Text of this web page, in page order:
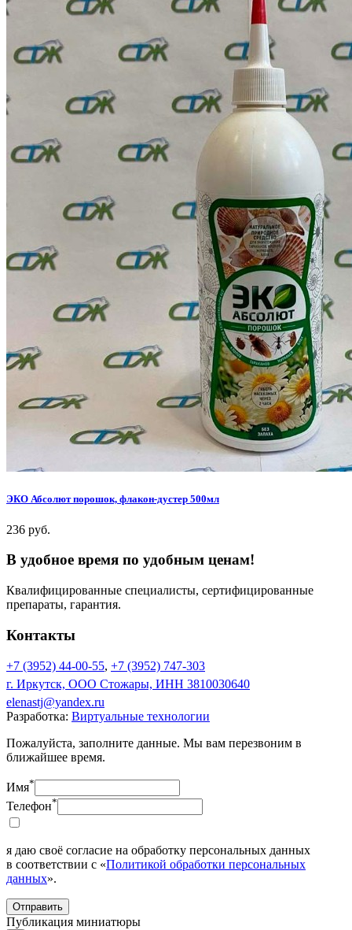
ЭКО Абсолют порошок, флакон-дустер 500мл
236 руб.
В удобное время по удобным ценам!
Квалифицированные специалисты, сертифицированные
препараты, гарантия.
Контакты
+7 (3952) 44-00-55, +7 (3952) 747-303
г. Иркутск, ООО Стожары, ИНН 3810030640
elenastj@yandex.ru
Разработка: Виртуальные технологии
Пожалуйста, заполните данные. Мы вам перезвоним в
ближайшее время.
Имя*
Телефон*
я даю своё согласие на обработку персональных данных
в соответствии с «Политикой обработки персональных
данных».
Отправить
Публикация миниатюры